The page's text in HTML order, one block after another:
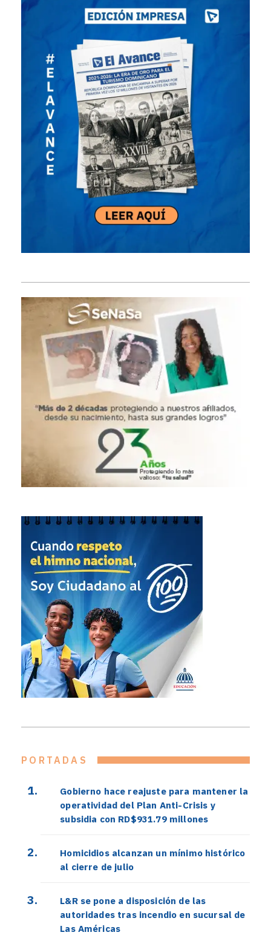
PORTADAS
Gobierno hace reajuste para mantener la
operatividad del Plan Anti-Crisis y
subsidia con RD$931.79 millones
Homicidios alcanzan un mínimo histórico
al cierre de julio
L&R se pone a disposición de las
autoridades tras incendio en sucursal de
Las Américas